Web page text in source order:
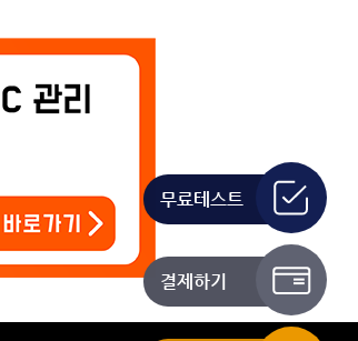
무료테스트
결제하기